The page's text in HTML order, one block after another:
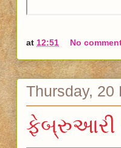
at 12:51 No
Thursday, 20
ફેબ્રુઆરી